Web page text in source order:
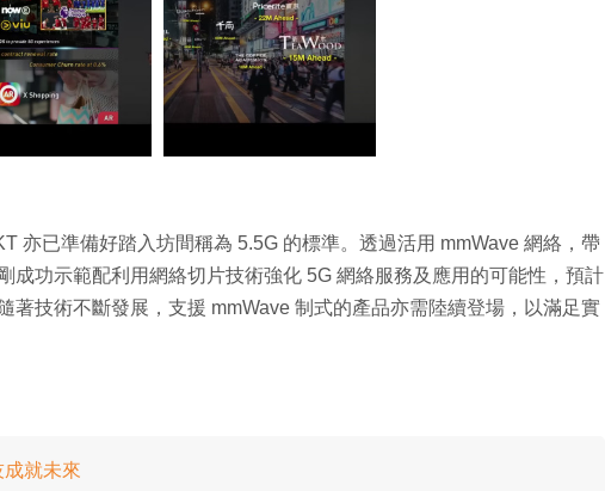
亦已準備好踏入坊間稱為 5.5G 的標準。透過活用 mmWave 網絡，帶
成功示範配利用網絡切片技術強化 5G 網絡服務及應用的可能性，預計
著技術不斷發展，支援 mmWave 制式的產品亦需陸續登場，以滿足實
就未來